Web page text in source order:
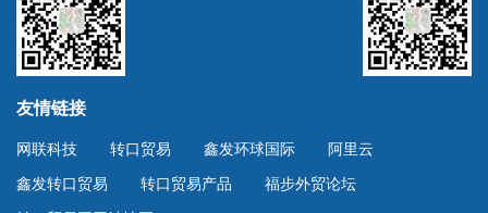
友情链接
网联科技 转口贸易 鑫发环球国际
阿里云
鑫发转口贸易
转口贸易产品
福步外贸论坛